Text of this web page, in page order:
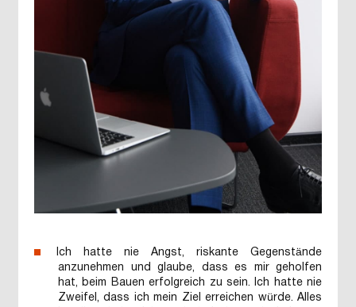
Ich hatte nie Angst, riskante Gegenstände
anzunehmen und glaube, dass es mir geholfen
hat, beim Bauen erfolgreich zu sein. Ich hatte nie
Zweifel, dass ich mein Ziel erreichen würde. Alles